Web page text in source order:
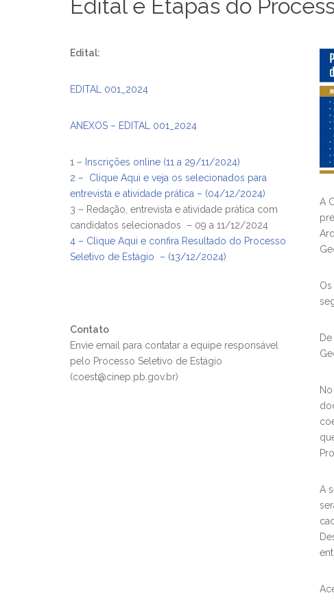
Edital e Etapas do
Edital:
EDITAL 001_2024
ANEXOS – EDITAL 001_2024
1 – Inscrições online (11 a 29/11/2024)
2 – Clique Aqui e veja os selecionados para
entrevista e atividade prática – (04/12/2024)
3 – Redação, entrevista e atividade prática com
candidatos selecionados – 09 a 11/12/2024
4 – Clique Aqui e confira Resultado do Processo
Seletivo de Estágio – (13/12/2024)
Contato
Envie email para contatar a equipe responsável
pelo Processo Seletivo de Estágio
(coest@cinep.pb.gov.br)
A
A